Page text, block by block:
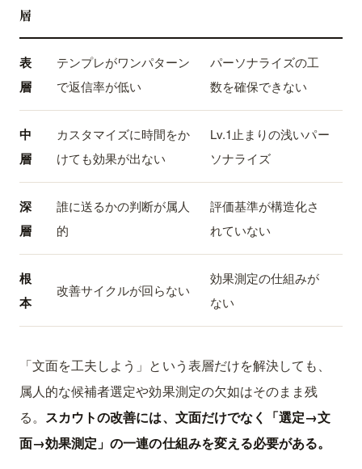
層
表
層
テンプレがワンパターン
で返信率が低い
パーソナライズの工
数を確保できない
中
層
カスタマイズに時間をか
けても効果が出ない
Lv.1止まりの浅いパー
ソナライズ
深
層
誰に送るかの判断が属人
的
評価基準が構造化さ
れていない
根
本
改善サイクルが回らない
効果測定の仕組みが
ない
「文面を工夫しよう」という表層だけを解決しても、
属人的な候補者選定や効果測定の欠如はそのまま残
る。 スカウトの改善には、文面だけでなく「選定→文
面→効果測定」の一連の仕組みを変える必要がある。